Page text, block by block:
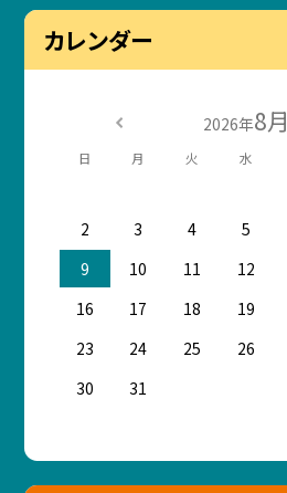
カレンダー
2026年8月
日 月 火 水
2
3 4 5
9
10 11 12
16
17 18 19
23
24 25 26
30
31